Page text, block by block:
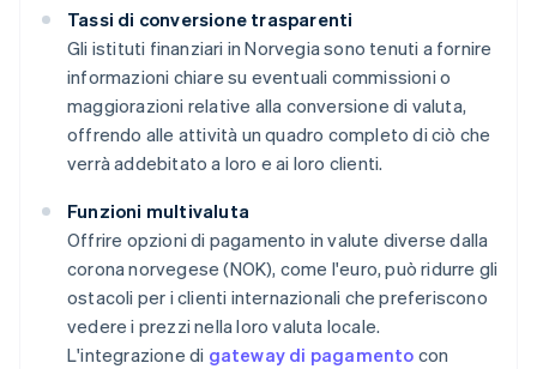
Tassi di conversione trasparenti
Gli istituti finanziari in Norvegia sono tenuti a fornire
informazioni chiare su eventuali commissioni o
maggiorazioni relative alla conversione di valuta,
offrendo alle attività un quadro completo di ciò che
verrà addebitato a loro e ai loro clienti.
Funzioni multivaluta
Offrire opzioni di pagamento in valute diverse dalla
corona norvegese (NOK), come l'euro, può ridurre gli
ostacoli per i clienti internazionali che preferiscono
vedere i prezzi nella loro valuta locale.
L'integrazione di gateway di pagamento con